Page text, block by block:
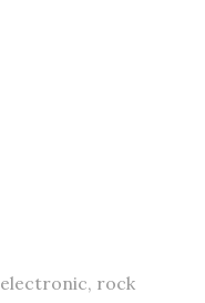
electronic, rock